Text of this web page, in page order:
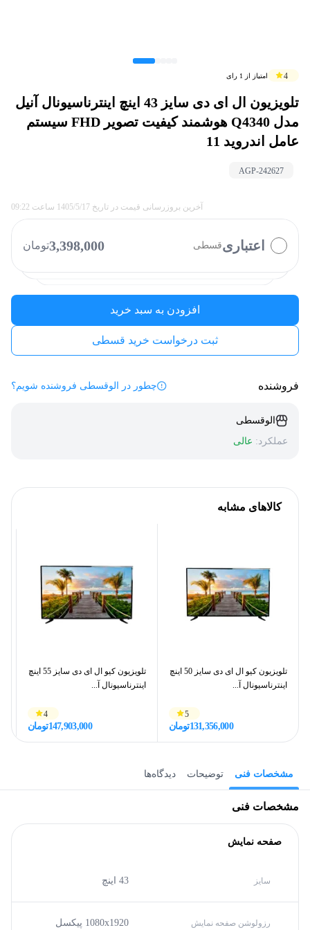
4 امتیاز از 1 رای
تلویزیون ال ای دی سایز 43 اینچ اینترناسیونال آنیل
مدل Q4340 هوشمند کیفیت تصویر FHD سیستم
عامل اندروید 11
AGP-242627
آخرین بروزرسانی قیمت در تاریخ 1405/5/17 ساعت 09:22
اعتباریقسطی 3,398,000تومان
تارا کالانو بازنشستگان
دیجی پی فیروزه
افزودن به سبد خرید
ثبت درخواست خرید قسطی
فروشنده چطور در الوقسطی فروشنده شویم؟
الوقسطی
عملکرد: عالی
کالاهای مشابه
تلویزیون کیو ال ای دی سایز 50 اینچ
اینترناسیونال آ...
5
131,356,000تومان
تلویزیون کیو ال ای دی سایز 55 اینچ
اینترناسیونال آ...
4
147,903,000تومان
مشخصات فنی توضیحات دیدگاه‌ها
مشخصات فنی
صفحه نمایش
سایز 43 اینچ
رزولوشن صفحه نمایش 1080x1920 پیکسل